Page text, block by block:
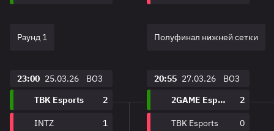
Раунд 1
23:00 25.03.26
BO3
TBK Esports
2
INTZ 1
Полуфинал нижней сетки
20:55 27.03.26
BO3
2GAME Esports
2
TBK Esports 0